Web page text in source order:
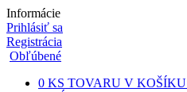
Informácie
Prihlásiť sa
Registrácia
Obľúbené
0 KS TOVARU V KOŠÍKU